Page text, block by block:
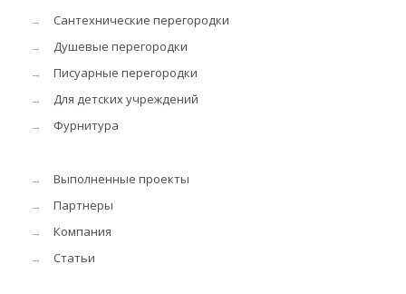
→
Сантехнические перегородки
→
Душевые перегородки
→
Писуарные перегородки
→
Для детских учреждений
→
Фурнитура
→
Выполненные проекты
→
Партнеры
→
Компания
→
Статьи